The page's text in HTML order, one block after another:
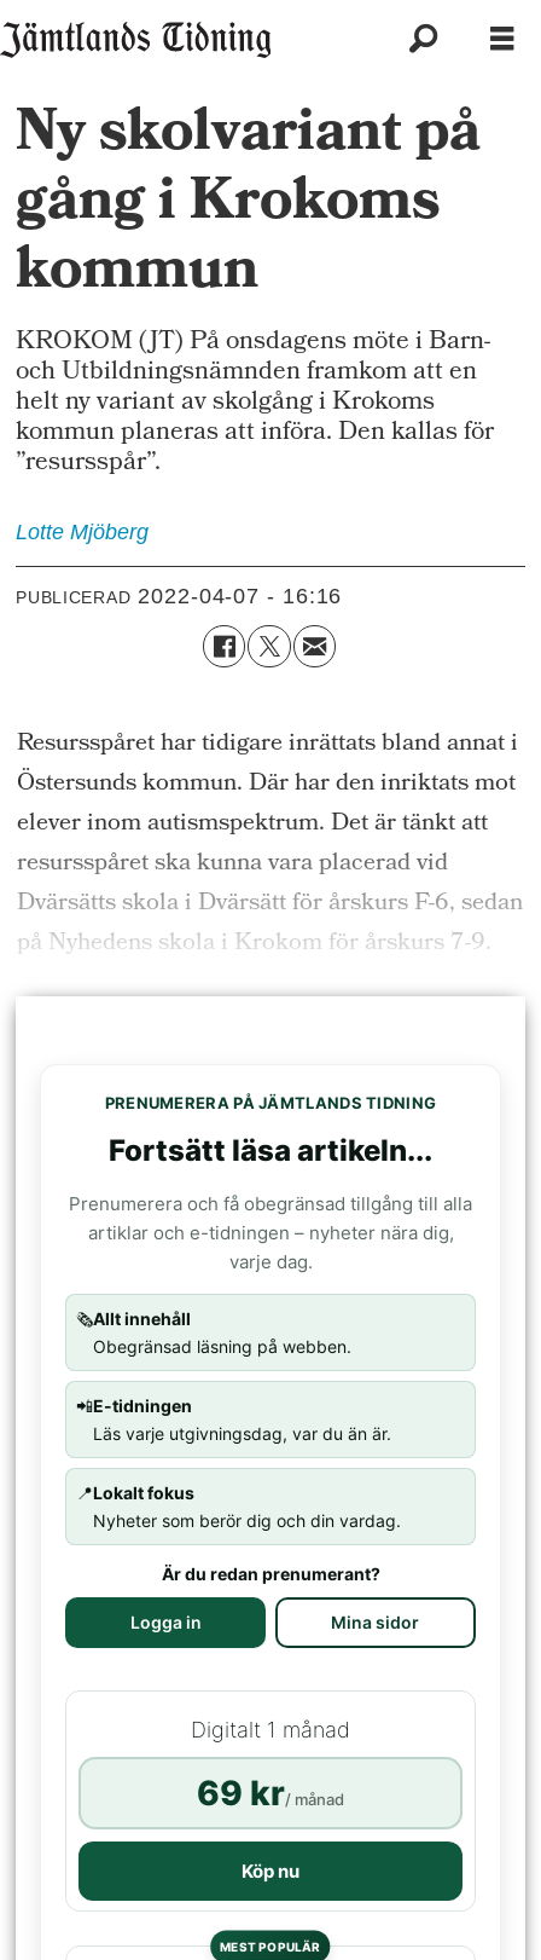
Ny skolvariant på
gång i Krokoms
kommun
KROKOM (JT) På onsdagens möte i Barn-
och Utbildningsnämnden framkom att en
helt ny variant av skolgång i Krokoms
kommun planeras att införa. Den kallas för
”resursspår”.
Lotte Mjöberg
PUBLICERAD 2022-04-07 - 16:16
Resursspåret har tidigare inrättats bland annat i
Östersunds kommun. Där har den inriktats mot
elever inom autismspektrum. Det är tänkt att
resursspåret ska kunna varaplaceradvid
Dvärsättsskolai Dvärsättförårskurs F-6, sedan
på Nyhedensskola i Krokom förårskurs 7-9.
PRENUMERERA PÅ JÄMTLANDS TIDNING
Fortsätt läsa artikeln...
Prenumerera och få obegränsad tillgång till alla
artiklar och e-tidningen – nyheter nära dig,
varje dag.
🗞️Allt innehåll
Obegränsad läsning på webben.
📲E-tidningen
Läs varje utgivningsdag, var du än är.
📍Lokalt fokus
Nyheter som berör dig och din vardag.
Är du redan prenumerant?
Logga in Mina sidor
Digitalt 1 månad
69 kr/ månad
Köp nu
MEST POPULÄR